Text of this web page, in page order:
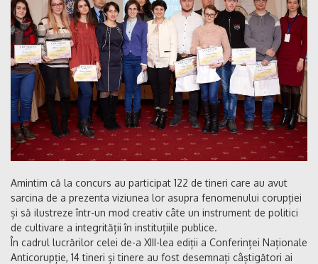
Amintim că la concurs au participat 122 de tineri care au avut
sarcina de a prezenta viziunea lor asupra fenomenului corupției
și să ilustreze într-un mod creativ câte un instrument de politici
de cultivare a integrității în instituțiile publice.
În cadrul lucrărilor celei de-a XIII-lea ediții a Conferinței Naționale
Anticorupție, 14 tineri și tinere au fost desemnați câștigători ai